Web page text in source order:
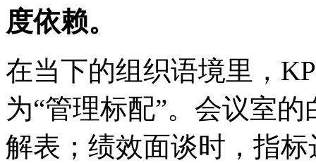
度依赖。
在当下的组织语境里，
为“管理标配”。会议室
解表；绩效面谈时，指